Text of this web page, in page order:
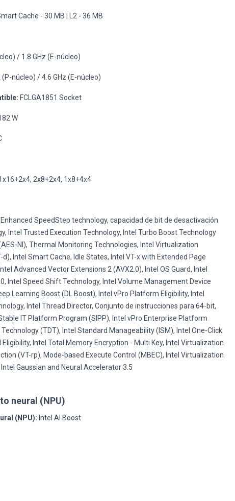
Cache - 30 MB ¦ L2 - 36 MB
/ 1.8 GHz (E-núcleo)
(P-núcleo) / 4.6 GHz (E-núcleo)
FCLGA1851 Socket
W
2x8+2x4, 1x8+4x4
Enhanced SpeedStep technology, capacidad de bit de desactivación
Intel Trusted Execution Technology, Intel Turbo Boost Technology
NI), Thermal Monitoring Technologies, Intel Virtualization
Intel Smart Cache, Idle States, Intel VT-x with Extended Page
Advanced Vector Extensions 2 (AVX2.0), Intel OS Guard, Intel
Intel Speed Shift Technology, Intel Volume Management Device
Learning Boost (DL Boost), Intel vPro Platform Eligibility, Intel
Intel Thread Director, Conjunto de instrucciones para 64-bit,
IT Platform Program (SIPP), Intel vPro Enterprise Platform
(TDT), Intel Standard Manageability (ISM), Intel One-Click
Eligibility, Intel Total Memory Encryption - Multi Key, Intel Virtualization
(VT-rp), Mode-based Execute Control (MBEC), Intel Virtualization
Gaussian and Neural Accelerator 3.5
neural (NPU)
(NPU): Intel AI Boost